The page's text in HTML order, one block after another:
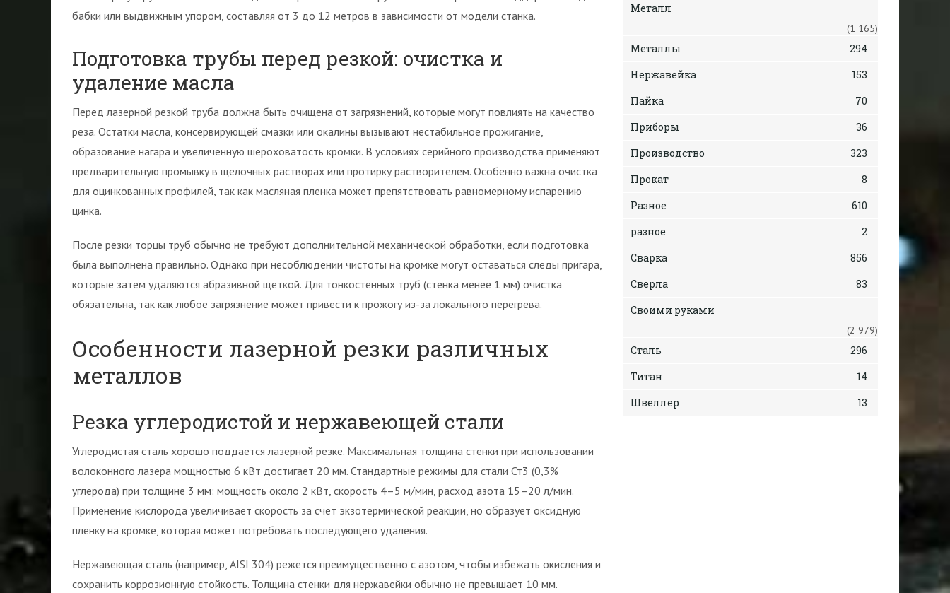
бабки или выдвижным упором, составляя от 3 до 12 метров в зависимости от модели станка.
Подготовка трубы перед резкой: очистка и
удаление масла
Перед лазерной резкой труба должна быть очищена от загрязнений, которые могут повлиять на качество
реза. Остатки масла, консервирующей смазки или окалины вызывают нестабильное прожигание,
образование нагара и увеличенную шероховатость кромки. В условиях серийного производства применяют
предварительную промывку в щелочных растворах или протирку растворителем. Особенно важна очистка
для оцинкованных профилей, так как масляная пленка может препятствовать равномерному испарению
цинка.
После резки торцы труб обычно не требуют дополнительной механической обработки, если подготовка
была выполнена правильно. Однако при несоблюдении чистоты на кромке могут оставаться следы пригара,
которые затем удаляются абразивной щеткой. Для тонкостенных труб (стенка менее 1 мм) очистка
обязательна, так как любое загрязнение может привести к прожогу из-за локального перегрева.
Особенности лазерной резки различных
металлов
Резка углеродистой и нержавеющей стали
Углеродистая сталь хорошо поддается лазерной резке. Максимальная толщина стенки при использовании
волоконного лазера мощностью 6 кВт достигает 20 мм. Стандартные режимы для стали Ст3 (0,3%
углерода) при толщине 3 мм: мощность около 2 кВт, скорость 4–5 м/мин, расход азота 15–20 л/мин.
Применение кислорода увеличивает скорость за счет экзотермической реакции, но образует оксидную
пленку на кромке, которая может потребовать последующего удаления.
Нержавеющая сталь (например, AISI 304) режется преимущественно с азотом, чтобы избежать окисления и
сохранить коррозионную стойкость. Толщина стенки для нержавейки обычно не превышает 10 мм.
Металл
(1 165)
Металлы
294
Нержавейка
153
Пайка
70
Приборы
36
Производство
323
Прокат
8
Разное
610
разное
2
Сварка
856
Сверла
83
Своими руками
(2 979)
Сталь
296
Титан
14
Швеллер
13